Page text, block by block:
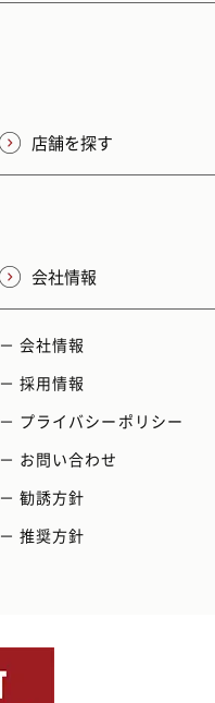
店舗を探す
会社情報
－ 会社情報
－ 採用情報
－ プライバシーポリシー
－ お問い合わせ
－ 勧誘方針
－ 推奨方針